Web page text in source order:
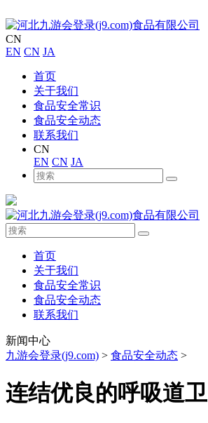
CN
EN CN JA
首页
关于我们
食品安全常识
食品安全动态
联系我们
CN
EN CN JA
首页
关于我们
食品安全常识
食品安全动态
联系我们
新闻中心
九游会登录(j9.com) > 食品安全动态 >
连结优良的呼吸道卫